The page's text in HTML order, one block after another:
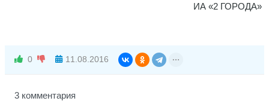
ИА «2 ГОРОДА»
0 11.08.2016
3 комментария